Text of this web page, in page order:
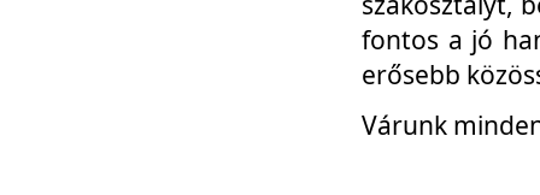
fontos a jó
erősebb
Várunk